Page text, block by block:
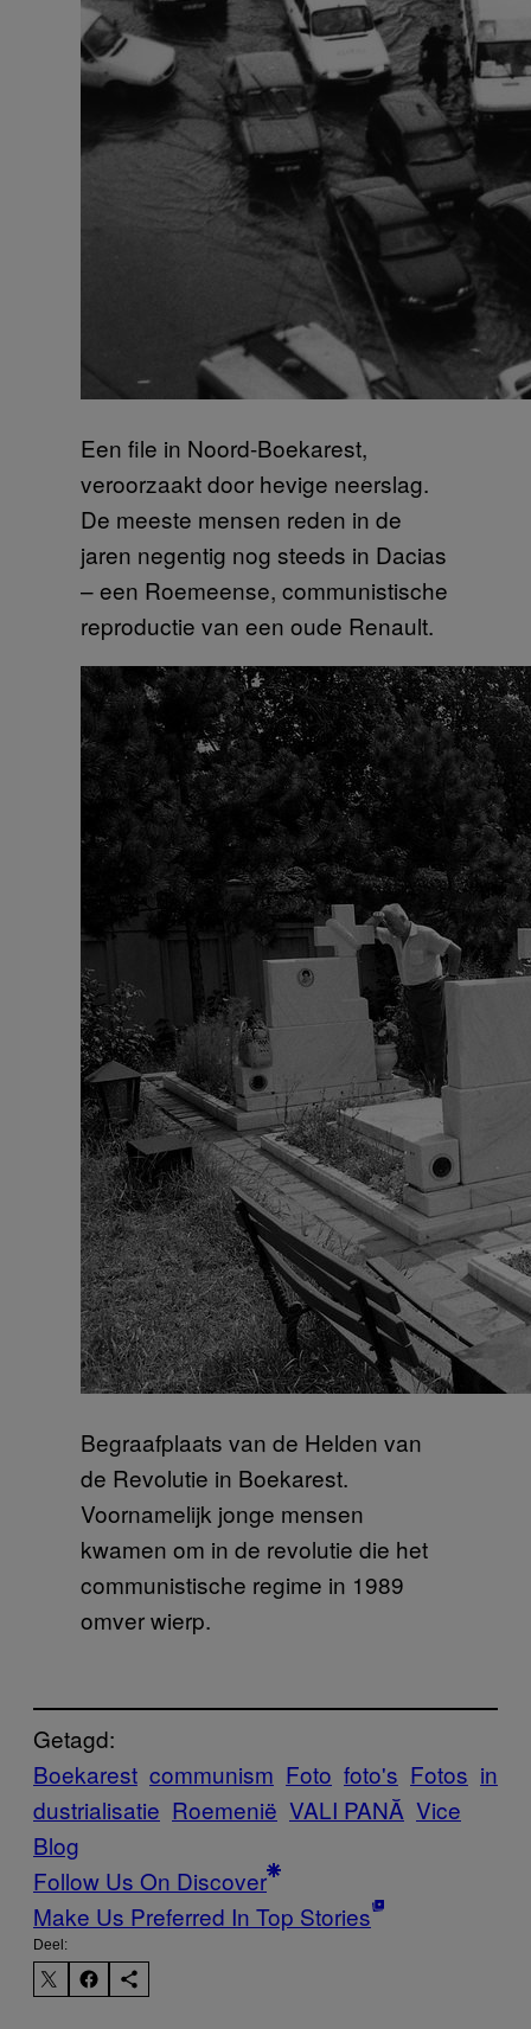
Een file in Noord-Boekarest,
veroorzaakt door hevige neerslag.
De meeste mensen reden in de
jaren negentig nog steeds in Dacias
– een Roemeense, communistische
reproductie van een oude Renault.
Begraafplaats van de Helden van
de Revolutie in Boekarest.
Voornamelijk jonge mensen
kwamen om in de revolutie die het
communistische regime in 1989
omver wierp.
Getagd:
Boekarest communism Foto foto's Fotos in
dustrialisatie Roemenië VALI PANĂ Vice
Blog
Follow Us On Discover
Make Us Preferred In Top Stories
Deel: